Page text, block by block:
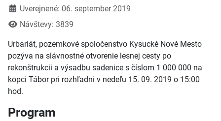
DetailyUverejnené: 06. september 2019
Návštevy: 3839
Urbariát, pozemkové spoločenstvo Kysucké Nové Mesto
pozýva na slávnostné otvorenie lesnej cesty po
rekonštrukcii a výsadbu sadenice s číslom 1 000 000 na
kopci Tábor pri rozhľadni v nedeľu 15. 09. 2019 o 15:00
hod.
Program